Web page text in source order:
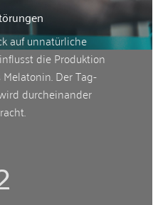
auf unnatürliche
die Produktion
Der Tag-
durcheinander